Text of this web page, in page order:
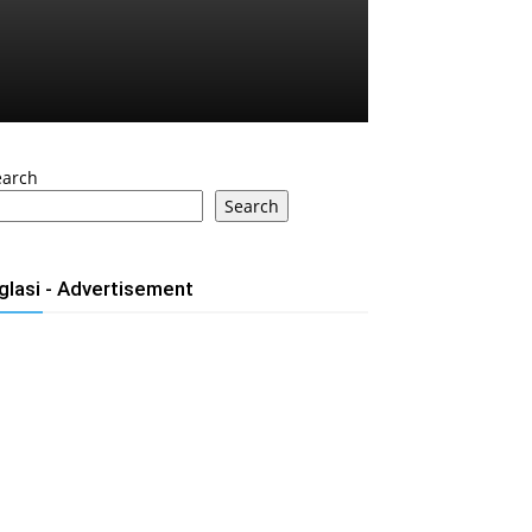
Search
- Advertisement